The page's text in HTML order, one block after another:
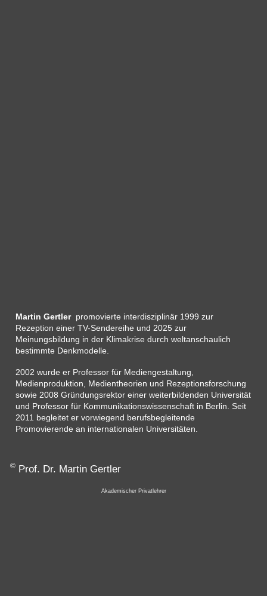
Martin Gertlerpromovierte interdisziplinär 1999 zur
Rezeption einer TV-Sendereihe und 2025 zur
Meinungsbildung in der Klimakrise durch weltanschaulich
bestimmte Denkmodelle.
2002 wurde er Professor für Mediengestaltung,
Medienproduktion, Medientheorien und Rezeptionsforschung
sowie 2008 Gründungsrektor einer weiterbildenden Universität
und Professor für Kommunikationswissenschaft in Berlin. Seit
2011 begleitet er vorwiegend berufsbegleitende
Promovierende an internationalen Universitäten.
© Prof. Dr. Martin Gertler
Akademischer Privatlehrer